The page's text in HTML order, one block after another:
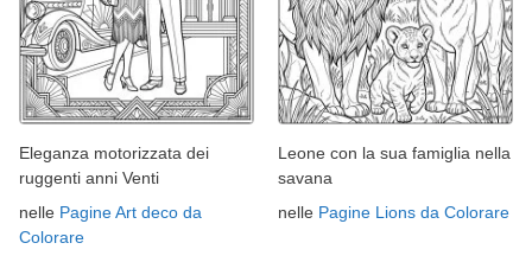
Eleganza motorizzata dei
ruggenti anni Venti
nelle Pagine Art deco da
Colorare
Leone con la sua famiglia nella
savana
nelle Pagine Lions da Colorare